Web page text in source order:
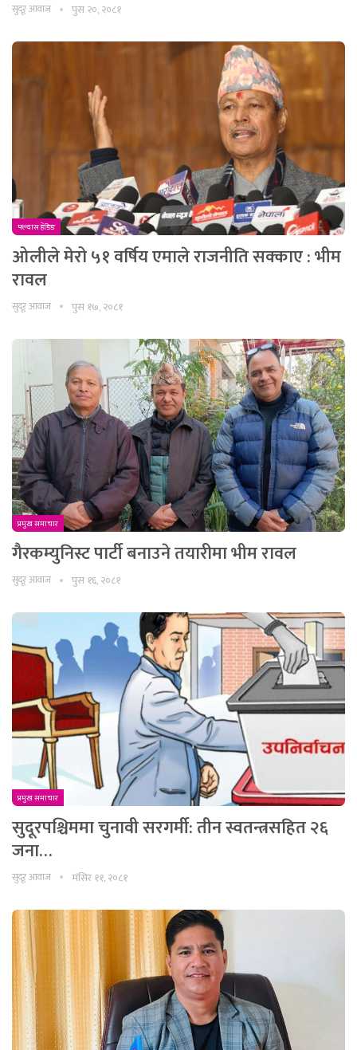
सुदूर आवाज पुस २०, २०८१
फ्ल्यास हेडिङ
ओलीले मेरो ५१ वर्षिय एमाले राजनीति सक्काए : भीम
रावल
सुदूर आवाज पुस १७, २०८१
प्रमुख समाचार
गैरकम्युनिस्ट पार्टी बनाउने तयारीमा भीम रावल
सुदूर आवाज पुस १६, २०८१
प्रमुख समाचार
सुदूरपश्चिममा चुनावी सरगर्मी: तीन स्वतन्त्रसहित २६
जना…
सुदूर आवाज मंसिर ११, २०८१